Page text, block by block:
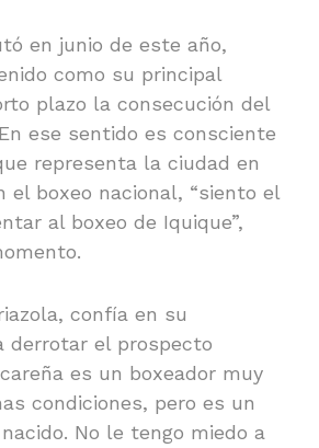
en junio de este año,
como su principal
plazo la consecución del
ese sentido es consciente
representa la ciudad en
el boxeo nacional, “siento el
al boxeo de Iquique”,
confía en su
derrotar el prospecto
es un boxeador muy
condiciones, pero es un
No le tengo miedo a